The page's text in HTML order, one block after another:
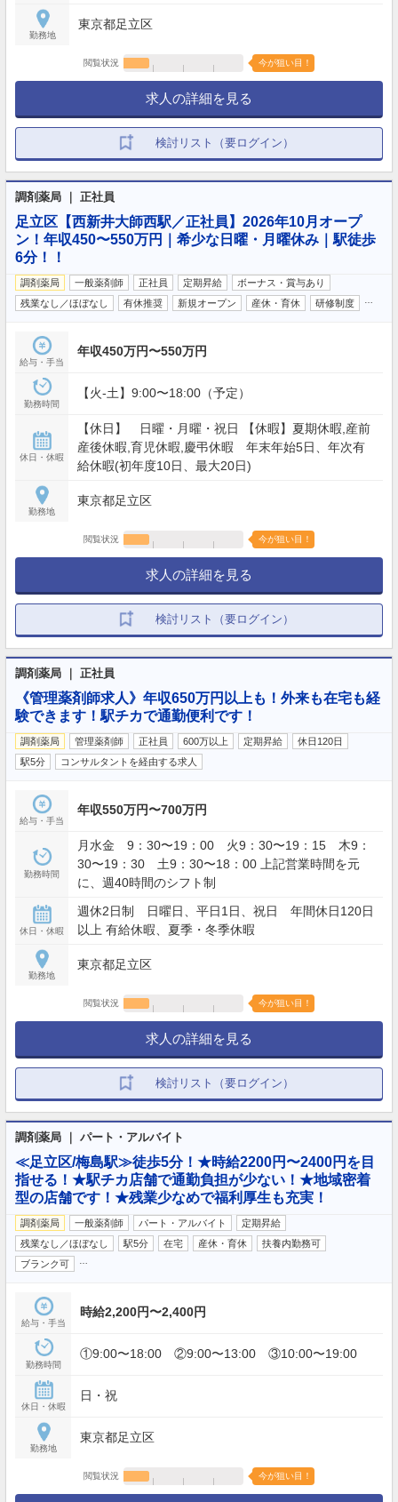
勤務地
東京都足立区
閲覧状況 今が狙い目！
求人の詳細を見る
検討リスト（要ログイン）
調剤薬局 ｜ 正社員
足立区【西新井大師西駅／正社員】2026年10月オープ
ン！年収450〜550万円｜希少な日曜・月曜休み｜駅徒歩
6分！！
調剤薬局 一般薬剤師 正社員 定期昇給
ボーナス・賞与あり
残業なし／ほぼなし
有休推奨 新規オープン 産休・育休 研修制度
給与・手当
年収450万円〜550万円
勤務時間
【火-土】9:00〜18:00（予定）
休日・休暇
【休日】 日曜・月曜・祝日 【休暇】夏期休暇,産前
産後休暇,育児休暇,慶弔休暇 年末年始5日、年次有
給休暇(初年度10日、最大20日)
勤務地
東京都足立区
閲覧状況 今が狙い目！
求人の詳細を見る
検討リスト（要ログイン）
調剤薬局 ｜ 正社員
《管理薬剤師求人》年収650万円以上も！外来も在宅も経
験できます！駅チカで通勤便利です！
調剤薬局 管理薬剤師 正社員 600万以上 定期昇給
休日120日
駅5分
コンサルタントを経由する求人
給与・手当
年収550万円〜700万円
勤務時間
月水金 9：30〜19：00 火9：30〜19：15 木9：
30〜19：30 土9：30〜18：00 上記営業時間を元
に、週40時間のシフト制
休日・休暇
週休2日制 日曜日、平日1日、祝日 年間休日120日
以上 有給休暇、夏季・冬季休暇
勤務地
東京都足立区
閲覧状況 今が狙い目！
求人の詳細を見る
検討リスト（要ログイン）
調剤薬局 ｜ パート・アルバイト
≪足立区/梅島駅≫徒歩5分！★時給2200円〜2400円を目
指せる！★駅チカ店舗で通勤負担が少ない！★地域密着
型の店舗です！★残業少なめで福利厚生も充実！
調剤薬局 一般薬剤師 パート・アルバイト
定期昇給
残業なし／ほぼなし
駅5分 在宅 産休・育休
扶養内勤務可
ブランク可
給与・手当
時給2,200円〜2,400円
勤務時間
①9:00〜18:00 ②9:00〜13:00 ③10:00〜19:00
休日・休暇
日・祝
勤務地
東京都足立区
閲覧状況 今が狙い目！